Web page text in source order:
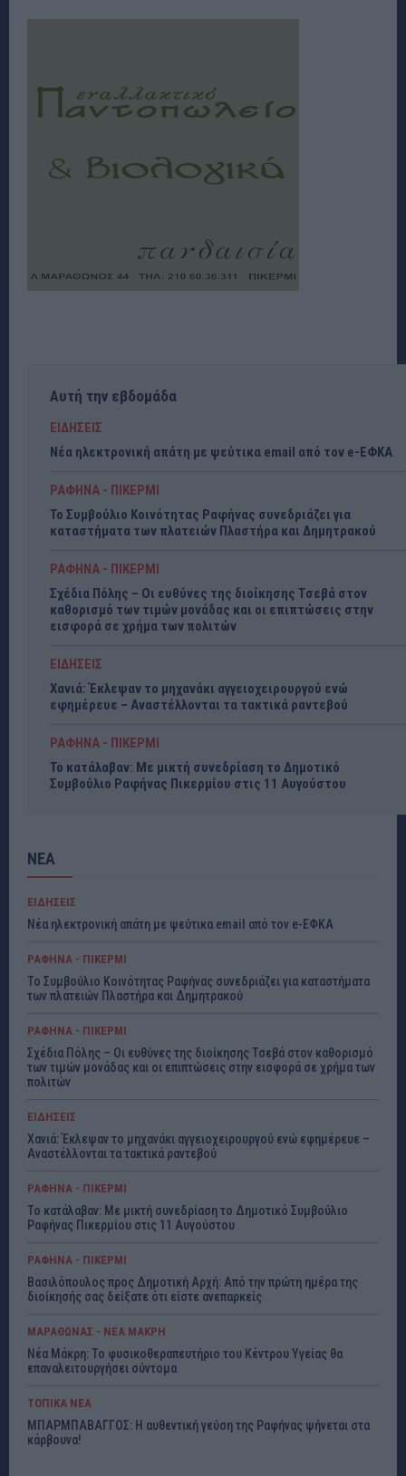
Αυτή την εβδομάδα
ΕΙΔΗΣΕΙΣ
Νέα ηλεκτρονική απάτη με ψεύτικα email από τον e-ΕΦΚΑ
ΡΑΦΗΝΑ - ΠΙΚΕΡΜΙ
Το Συμβούλιο Κοινότητας Ραφήνας συνεδριάζει για
καταστήματα των πλατειών Πλαστήρα και Δημητρακού
ΡΑΦΗΝΑ - ΠΙΚΕΡΜΙ
Σχέδια Πόλης – Οι ευθύνες της διοίκησης Τσεβά στον
καθορισμό των τιμών μονάδας και οι επιπτώσεις στην
εισφορά σε χρήμα των πολιτών
ΕΙΔΗΣΕΙΣ
Χανιά: Έκλεψαν το μηχανάκι αγγειοχειρουργού ενώ
εφημέρευε – Αναστέλλονται τα τακτικά ραντεβού
ΡΑΦΗΝΑ - ΠΙΚΕΡΜΙ
Το κατάλαβαν: Με μικτή συνεδρίαση το Δημοτικό
Συμβούλιο Ραφήνας Πικερμίου στις 11 Αυγούστου
ΝΕΑ
ΕΙΔΗΣΕΙΣ
Νέα ηλεκτρονική απάτη με ψεύτικα email από τον e-ΕΦΚΑ
ΡΑΦΗΝΑ - ΠΙΚΕΡΜΙ
Το Συμβούλιο Κοινότητας Ραφήνας συνεδριάζει για καταστήματα
των πλατειών Πλαστήρα και Δημητρακού
ΡΑΦΗΝΑ - ΠΙΚΕΡΜΙ
Σχέδια Πόλης – Οι ευθύνες της διοίκησης Τσεβά στον καθορισμό
των τιμών μονάδας και οι επιπτώσεις στην εισφορά σε χρήμα των
πολιτών
ΕΙΔΗΣΕΙΣ
Χανιά: Έκλεψαν το μηχανάκι αγγειοχειρουργού ενώ εφημέρευε –
Αναστέλλονται τα τακτικά ραντεβού
ΡΑΦΗΝΑ - ΠΙΚΕΡΜΙ
Το κατάλαβαν: Με μικτή συνεδρίαση το Δημοτικό Συμβούλιο
Ραφήνας Πικερμίου στις 11 Αυγούστου
ΡΑΦΗΝΑ - ΠΙΚΕΡΜΙ
Βασιλόπουλος προς Δημοτική Αρχή: Από την πρώτη ημέρα της
διοίκησής σας δείξατε ότι είστε ανεπαρκείς
ΜΑΡΑΘΩΝΑΣ - ΝΕΑ ΜΑΚΡΗ
Νέα Μάκρη: Το φυσικοθεραπευτήριο του Κέντρου Υγείας θα
επαναλειτουργήσει σύντομα
ΤΟΠΙΚΑ ΝΕΑ
ΜΠΑΡΜΠΑΒΑΓΓΟΣ: Η αυθεντική γεύση της Ραφήνας ψήνεται στα
κάρβουνα!